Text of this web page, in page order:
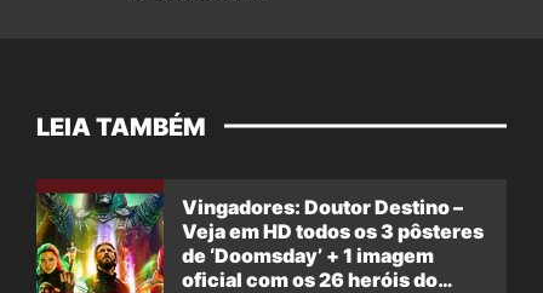
LEIA TAMBÉM
Vingadores: Doutor Destino –
Veja em HD todos os 3 pôsteres
de ‘Doomsday’ + 1 imagem
oficial com os 26 heróis do